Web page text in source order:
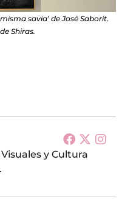
savia’ de José Saborit.
Shiras.
y Cultura